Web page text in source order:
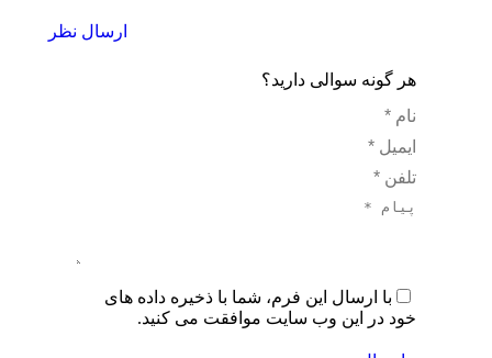
ارسال نظر
هر گونه سوالی دارید؟
نام *
ایمیل *
تلفن *
پیام *
با ارسال این فرم، شما با ذخیره داده های
خود در این وب سایت موافقت می کنید.